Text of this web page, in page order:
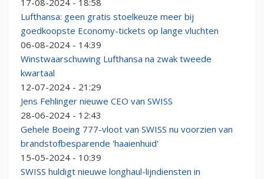
17-08-2024 - 18:58
Lufthansa: geen gratis stoelkeuze meer bij
goedkoopste Economy-tickets op lange vluchten
06-08-2024 - 14:39
Winstwaarschuwing Lufthansa na zwak tweede
kwartaal
12-07-2024 - 21:29
Jens Fehlinger nieuwe CEO van SWISS
28-06-2024 - 12:43
Gehele Boeing 777-vloot van SWISS nu voorzien van
brandstofbesparende 'haaienhuid'
15-05-2024 - 10:39
SWISS huldigt nieuwe longhaul-lijndiensten in